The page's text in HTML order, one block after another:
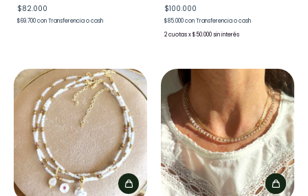
$82.000
$69.700conTransferencia o cash
$100.000
$85.000conTransferencia o cash
2
x$50.000sin interés